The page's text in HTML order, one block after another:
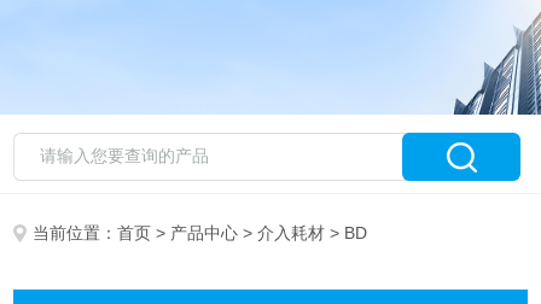
当前位置：首页 > 产品中心 >介入耗材 > BD